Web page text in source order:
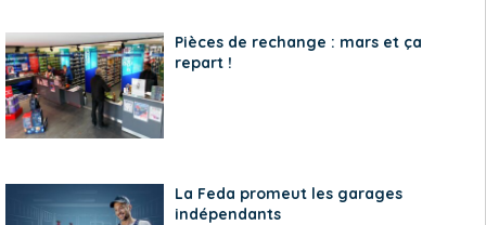
Pièces de rechange : mars et ça
repart !
La Feda promeut les garages
indépendants